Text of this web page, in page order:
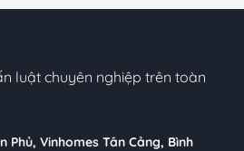
luật chuyên nghiệp trên toàn
Phủ, Vinhomes Tân Cảng, Bình